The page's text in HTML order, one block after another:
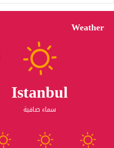
Weather
Istanbul
سماء صافية